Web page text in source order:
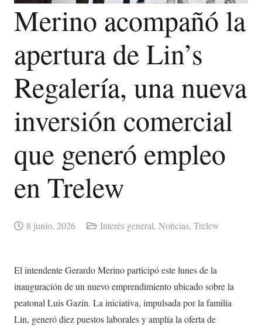
Merino acompañó la
apertura de Lin’s
Regalería, una nueva
inversión comercial
que generó empleo
en Trelew
8 junio, 2026 Interés general, Noticias, Trelew
El intendente Gerardo Merino participó este lunes de la
inauguración de un nuevo emprendimiento ubicado sobre la
peatonal Luis Gazín. La iniciativa, impulsada por la familia
Lin, generó diez puestos laborales y amplía la oferta de